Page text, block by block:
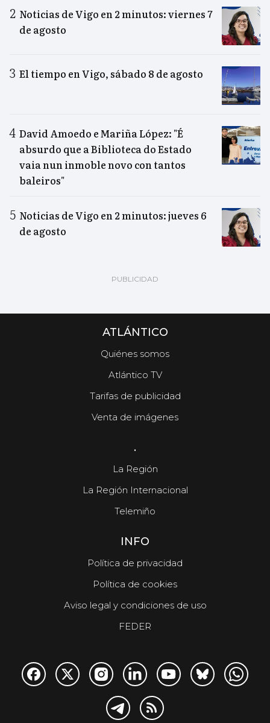
Noticias de Vigo en 2 minutos: viernes 7
de agosto
El tiempo en Vigo, sábado 8 de agosto
David Amoedo e Mariña López: "É
absurdo que a Biblioteca do Estado
vaia nun inmoble novo con tantos
baleiros"
Noticias de Vigo en 2 minutos: jueves 6
de agosto
ATLÁNTICO
Quiénes somos
Atlántico TV
Tarifas de publicidad
Venta de imágenes
.
La Región
La Región Internacional
Telemiño
INFO
Política de privacidad
Política de cookies
Aviso legal y condiciones de uso
FEDER